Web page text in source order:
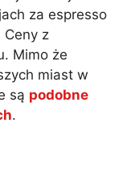
za espresso
Ceny z
Mimo że
miast w
są podobne
.